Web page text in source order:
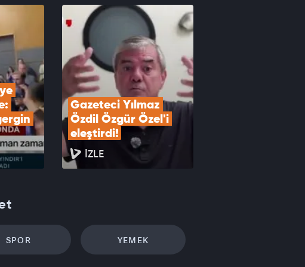
Gazeteci Yılmaz
Özdil Özgür Özel'i
eleştirdi!
İZLE
SPOR YEMEK